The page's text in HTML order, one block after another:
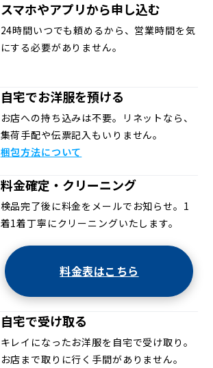
スマホやアプリから申し込む
24時間いつでも頼めるから、営業時間を気
にする必要がありません。
自宅でお洋服を預ける
お店への持ち込みは不要。リネットなら、
集荷手配や伝票記入もいりません。
梱包方法について
料金確定・クリーニング
検品完了後に料金をメールでお知らせ。1
着1着丁寧にクリーニングいたします。
料金表はこちら
自宅で受け取る
キレイになったお洋服を自宅で受け取り。
お店まで取りに行く手間がありません。